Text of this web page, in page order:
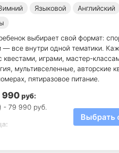
Языковой Английский
выбирает свой формат:
— все внутри одной тематики.
играми, мастер-
мультивселенные, авторские
пятиразовое питание.
990 руб:
- 79 990 руб.
64 000 руб.
Выбрать